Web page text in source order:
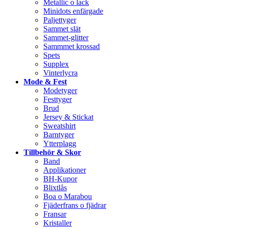
Metallic o lack
Minidots enfärgade
Paljettyger
Sammet slät
Sammet-glitter
Sammmet krossad
Spets
Supplex
Vinterlycra
Mode & Fest
Modetyger
Festtyger
Brud
Jersey & Stickat
Sweatshirt
Barntyger
Ytterplagg
Tillbehör & Skor
Band
Applikationer
BH-Kupor
Blixtlås
Boa o Marabou
Fjäderfrans o fjädrar
Fransar
Kristaller